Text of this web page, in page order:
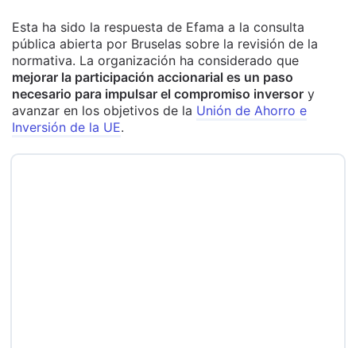
Esta ha sido la respuesta de Efama a la consulta
pública abierta por Bruselas sobre la revisión de la
normativa. La organización ha considerado que
mejorar la participación accionarial es un paso
necesario para impulsar el compromiso inversor y
avanzar en los objetivos de la Unión de Ahorro e
Inversión de la UE.